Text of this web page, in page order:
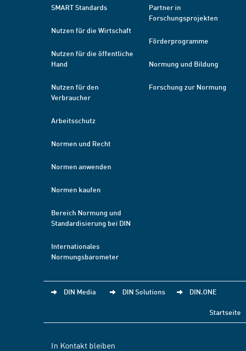
SMART Standards
Nutzen für die Wirtschaft
Nutzen für die öffentliche
Hand
Nutzen für den
Verbraucher
Arbeitsschutz
Normen und Recht
Normen anwenden
Normen kaufen
Bereich Normung und
Standardisierung bei DIN
Internationales
Normungsbarometer
Partner in
Forschungsprojekten
Förderprogramme
Normung und Bildung
Forschung zur Normung
DIN Media DIN Solutions DIN.ONE
Startseite
In Kontakt bleiben